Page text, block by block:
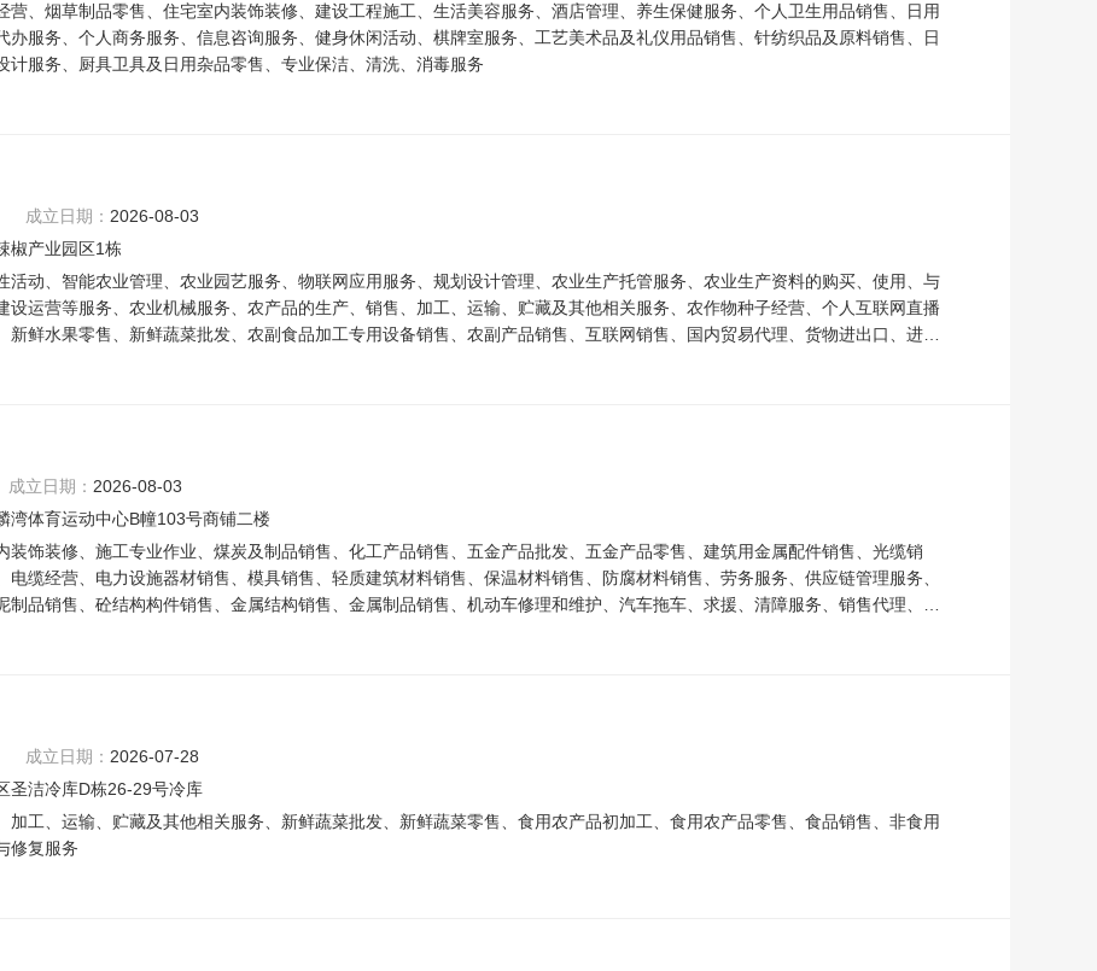
营、烟草制品零售、住宅室内装饰装修、建设工程施工、生活美容服务、酒店管理、养生保健服务、个人卫生用品销售、日用
办服务、个人商务服务、信息咨询服务、健身休闲活动、棋牌室服务、工艺美术品及礼仪用品销售、针纺织品及原料销售、日
计服务、厨具卫具及日用杂品零售、专业保洁、清洗、消毒服务
成立日期： 2026-08-03
椒产业园区1栋
活动、智能农业管理、农业园艺服务、物联网应用服务、规划设计管理、农业生产托管服务、农业生产资料的购买、使用、与
设运营等服务、农业机械服务、农产品的生产、销售、加工、运输、贮藏及其他相关服务、农作物种子经营、个人互联网直播
鲜水果零售、新鲜蔬菜批发、农副食品加工专用设备销售、农副产品销售、互联网销售、国内贸易代理、货物进出口、进出
成立日期： 2026-08-03
湾体育运动中心B幢103号商铺二楼
装饰装修、施工专业作业、煤炭及制品销售、化工产品销售、五金产品批发、五金产品零售、建筑用金属配件销售、光缆销
缆经营、电力设施器材销售、模具销售、轻质建筑材料销售、保温材料销售、防腐材料销售、劳务服务、供应链管理服务、
品销售、砼结构构件销售、金属结构销售、金属制品销售、机动车修理和维护、汽车拖车、求援、清障服务、销售代理、国
成立日期： 2026-07-28
圣洁冷库D栋26-29号冷库
加工、运输、贮藏及其他相关服务、新鲜蔬菜批发、新鲜蔬菜零售、食用农产品初加工、食用农产品零售、食品销售、非食用
修复服务